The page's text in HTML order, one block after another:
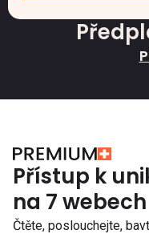
Přístup k
na 7 webech
Čtěte, poslouchejte,